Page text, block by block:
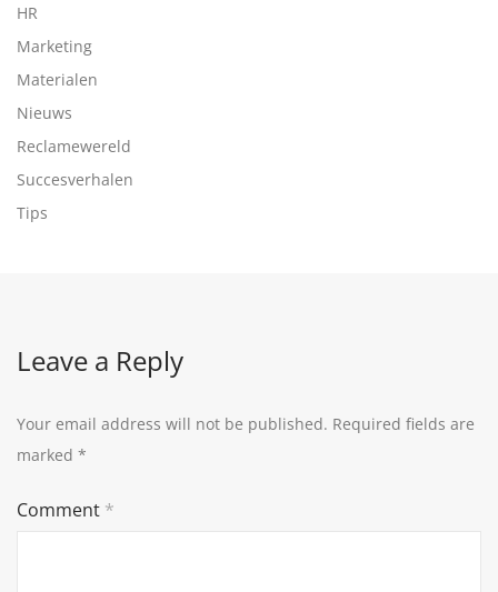
HR
Marketing
Materialen
Nieuws
Reclamewereld
Succesverhalen
Tips
Leave a Reply
Your email address will not be published. Required fields are
marked *
Comment *